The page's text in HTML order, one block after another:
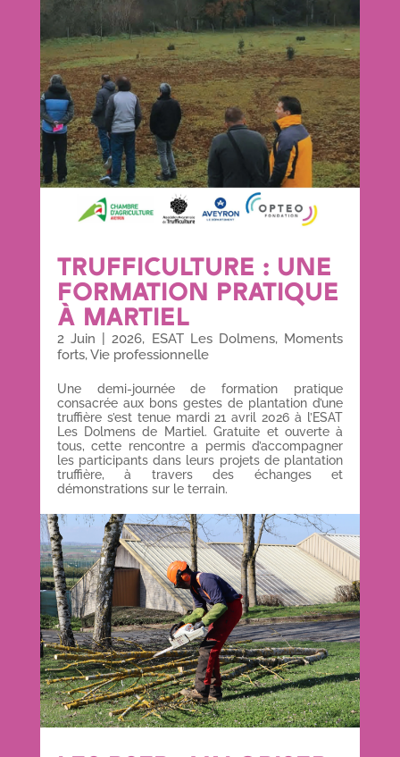
TRUFFICULTURE : UNE
FORMATION PRATIQUE
À MARTIEL
2 Juin 2026, ESAT Les Dolmens, Moments
forts,Vie professionnelle
Une demi-journée de formation pratique
consacrée aux bons gestes de plantation d’une
truffière s’est tenue mardi 21 avril 2026 à l’ESAT
Les Dolmens de Martiel. Gratuite et ouverte à
tous, cette rencontre a permis d’accompagner
les participants dans leurs projets de plantation
truffière, à travers des échanges et
démonstrations sur le terrain.